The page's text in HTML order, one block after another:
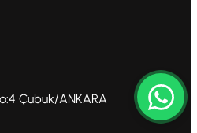
Çubuk/ANKARA